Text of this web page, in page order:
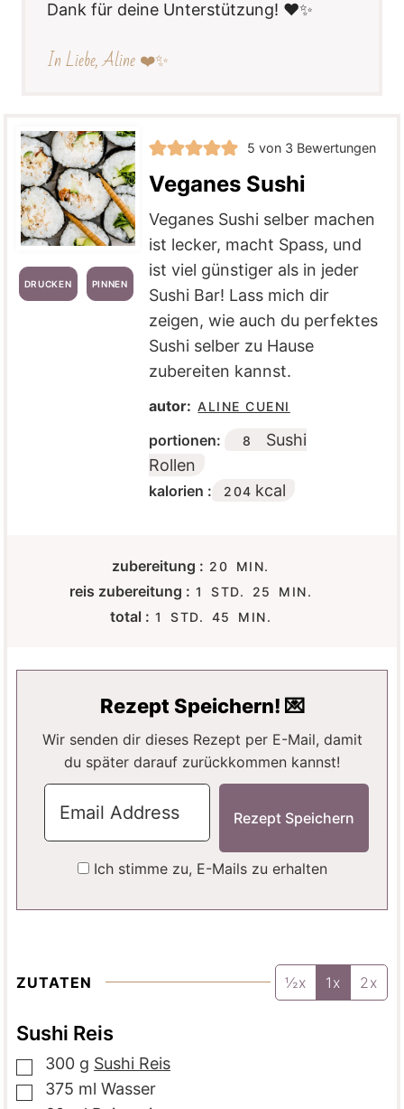
Dank für deine Unterstützung! ❤️✨
In Liebe, Aline ❤️✨
DRUCKEN PINNEN
5 von 3 Bewertungen
Veganes Sushi
Veganes Sushi selber machen
ist lecker, macht Spass, und
ist viel günstiger als in jeder
Sushi Bar! Lass mich dir
zeigen, wie auch du perfektes
Sushi selber zu Hause
zubereiten kannst.
autor: ALINE CUENI
portionen: 8
Sushi
Rollen
kalorien : 204 kcal
zubereitung : 20 M
N
U
MIN.
reis zubereitung : 1
S
D
STD. 25
M
T
N
MIN.
total : 1
S
N
E
STD. 45
M
U
E
N
MIN.
Rezept Speichern! 💌
Wir senden dir dieses Rezept per E-Mail, damit
du später darauf zurückkommen kannst!
Ich stimme zu, E-Mails zu erhalten
ZUTATEN ½x 1x 2x
Sushi Reis
▢
300 g Sushi Reis
▢
375 ml Wasser